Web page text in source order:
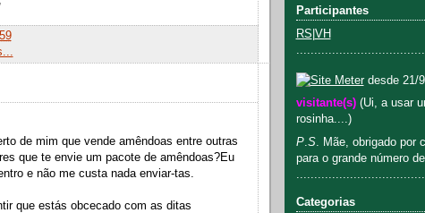
de mim que vende amêndoas entre outras
que te envie um pacote de amêndoas?Eu
e não me custa nada enviar-tas.
que estás obcecado com as ditas
Participantes
RS VH
desde 21/
visitante(s) (Ui, a usar
rosinha....)
P. S. Mãe, obrigado por
para o grande número
Categorias